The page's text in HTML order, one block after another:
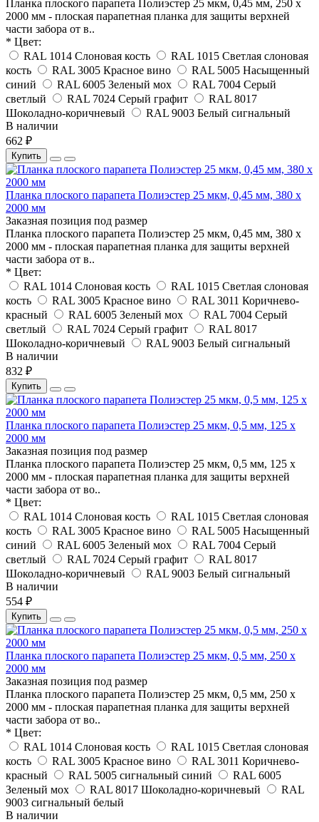
Планка плоского парапета Полиэстер 25 мкм, 0,45 мм, 250 x
2000 мм - плоская парапетная планка для защиты верхней
части забора от в..
* Цвет:
RAL 1014 Слоновая кость
RAL 1015 Светлая слоновая
кость
RAL 3005 Красное вино
RAL 5005 Насыщенный
синий
RAL 6005 Зеленый мох
RAL 7004 Серый
светлый
RAL 7024 Серый графит
RAL 8017
Шоколадно-коричневый
RAL 9003 Белый сигнальный
В наличии
662 ₽
Купить
Планка плоского парапета Полиэстер 25 мкм, 0,45 мм, 380 x
2000 мм
Заказная позиция под размер
Планка плоского парапета Полиэстер 25 мкм, 0,45 мм, 380 x
2000 мм - плоская парапетная планка для защиты верхней
части забора от в..
* Цвет:
RAL 1014 Слоновая кость
RAL 1015 Светлая слоновая
кость
RAL 3005 Красное вино
RAL 3011 Коричнево-
красный
RAL 6005 Зеленый мох
RAL 7004 Серый
светлый
RAL 7024 Серый графит
RAL 8017
Шоколадно-коричневый
RAL 9003 Белый сигнальный
В наличии
832 ₽
Купить
Планка плоского парапета Полиэстер 25 мкм, 0,5 мм, 125 x
2000 мм
Заказная позиция под размер
Планка плоского парапета Полиэстер 25 мкм, 0,5 мм, 125 x
2000 мм - плоская парапетная планка для защиты верхней
части забора от во..
* Цвет:
RAL 1014 Слоновая кость
RAL 1015 Светлая слоновая
кость
RAL 3005 Красное вино
RAL 5005 Насыщенный
синий
RAL 6005 Зеленый мох
RAL 7004 Серый
светлый
RAL 7024 Серый графит
RAL 8017
Шоколадно-коричневый
RAL 9003 Белый сигнальный
В наличии
554 ₽
Купить
Планка плоского парапета Полиэстер 25 мкм, 0,5 мм, 250 x
2000 мм
Заказная позиция под размер
Планка плоского парапета Полиэстер 25 мкм, 0,5 мм, 250 x
2000 мм - плоская парапетная планка для защиты верхней
части забора от во..
* Цвет:
RAL 1014 Слоновая кость
RAL 1015 Светлая слоновая
кость
RAL 3005 Красное вино
RAL 3011 Коричнево-
красный
RAL 5005 сигнальный синий
RAL 6005
Зеленый мох
RAL 8017 Шоколадно-коричневый
RAL
9003 сигнальный белый
В наличии